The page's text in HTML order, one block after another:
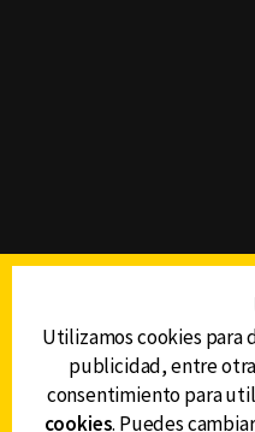
Utilizamos cookies para
publicidad, entre
consentimiento para
cookies. Puedes